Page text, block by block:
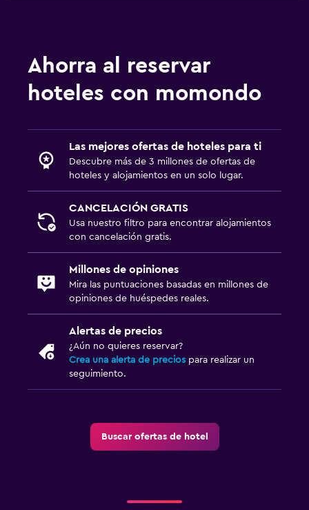
Ahorra al reservar
hoteles con momondo
Las mejores ofertas de hoteles para ti
Descubre más de 3 millones de ofertas de
hoteles y alojamientos en un solo lugar.
CANCELACIÓN GRATIS
Usa nuestro filtro para encontrar alojamientos
con cancelación gratis.
Millones de opiniones
Mira las puntuaciones basadas en millones de
opiniones de huéspedes reales.
Alertas de precios
¿Aún no quieres reservar?
Crea una alerta de precios para realizar un
seguimiento.
Buscar ofertas de hotel